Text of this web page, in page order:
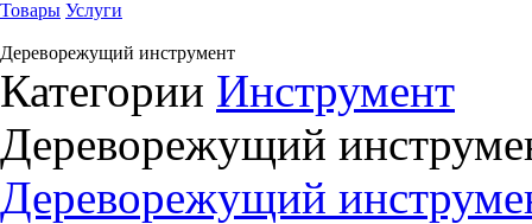
Товары Услуги
Дереворежущий инструмент
Категории Инструмент
Дереворежущий
Дереворежущий